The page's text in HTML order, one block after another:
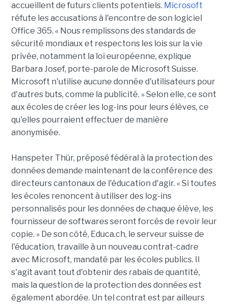
accueillent de futurs clients potentiels. Microsoft
réfute les accusations à l'encontre de son logiciel
Office 365. « Nous remplissons des standards de
sécurité mondiaux et respectons les lois sur la vie
privée, notamment la loi européenne, explique
Barbara Josef, porte-parole de Microsoft Suisse.
Microsoft n'utilise aucune donnée d'utilisateurs pour
d'autres buts, comme la publicité. » Selon elle, ce sont
aux écoles de créer les log-ins pour leurs élèves, ce
qu'elles pourraient effectuer de manière
anonymisée.
Hanspeter Thür, préposé fédéral à la protection des
données demande maintenant de la conférence des
directeurs cantonaux de l'éducation d'agir. « Si toutes
les écoles renoncent à utiliser des log-ins
personnalisés pour les données de chaque élève, les
fournisseur de softwares seront forcés de revoir leur
copie. » De son côté, Educa.ch, le serveur suisse de
l'éducation, travaille à un nouveau contrat-cadre
avec Microsoft, mandaté par les écoles publics. Il
s'agit avant tout d'obtenir des rabais de quantité,
mais la question de la protection des données est
également abordée. Un tel contrat est par ailleurs